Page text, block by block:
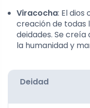
Viracocha: El
creación de todas
deidades. Se
la humanidad y
Deidad